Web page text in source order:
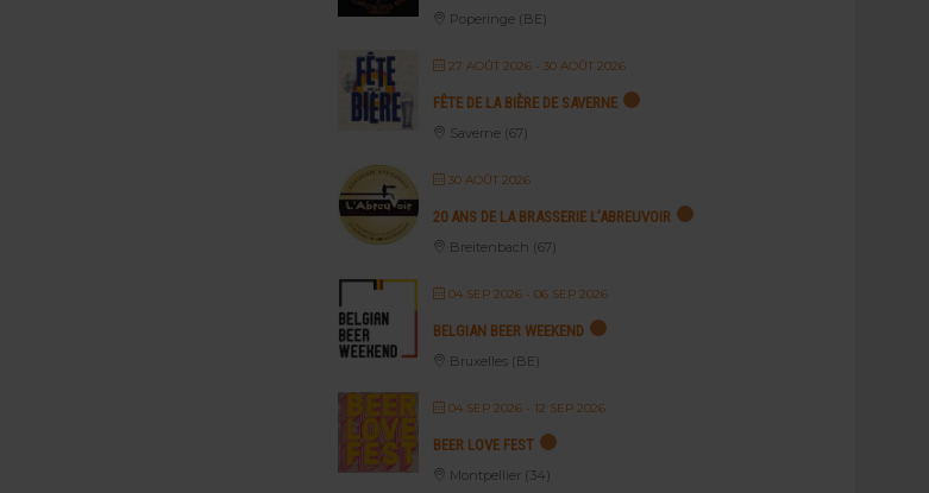
Poperinge (BE)
27 AOÛT 2026 - 30 AOÛT 2026
FÊTE DE LA BIÈRE DE SAVERNE
Saverne (67)
30 AOÛT 2026
20 ANS DE LA BRASSERIE L’ABREUVOIR
Breitenbach (67)
04 SEP 2026 - 06 SEP 2026
BELGIAN BEER WEEKEND
Bruxelles (BE)
04 SEP 2026 - 12 SEP 2026
BEER LOVE FEST
Montpellier (34)